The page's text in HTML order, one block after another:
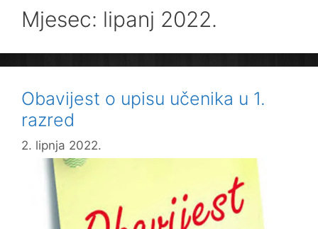
Mjesec: lipanj 2022.
Obavijest o upisu učenika u 1.
razred
2. lipnja 2022.